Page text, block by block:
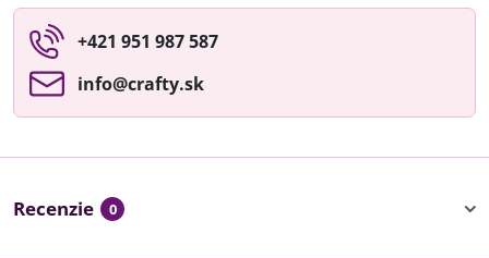
+421 951 987 587
info​@crafty​.sk
Recenzie 0